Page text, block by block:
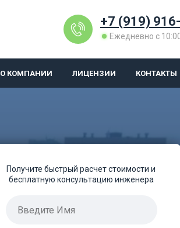
+7 (919)
Ежедневно с
О КОМПАНИИ ЛИЦЕНЗИИ КОНТАКТЫ
Получите быстрый расчет стоимости и
бесплатную консультацию инженера